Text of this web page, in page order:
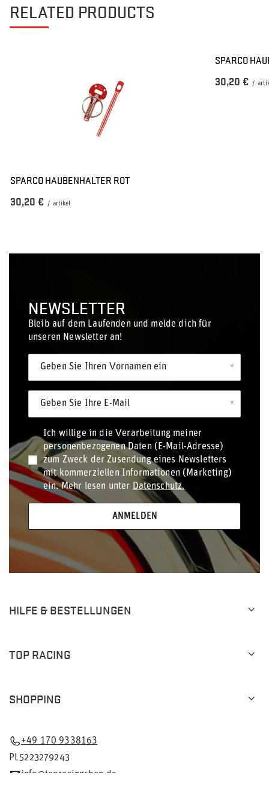
RELATED PRODUCTS
SPARCO HAUBENHALTER ROT
30,20 € / artikel
SPARCO
30,20 € /
NEWSLETTER
Bleib auf dem Laufenden und melde dich für
unseren Newsletter an!
Geben Sie Ihren Vornamen ein
Geben Sie Ihre E-Mail
Ich willige in die Verarbeitung meiner
personenbezogenen Daten (E-Mail-Adresse)
zum Zweck der Zusendung eines Newsletters
mit kommerziellen Informationen (Marketing)
ein. Mehr lesen unter Datenschutz.
ANMELDEN
HILFE & BESTELLUNGEN
TOP RACING
SHOPPING
+49 170 9338163
PL5223279243
info@topracingshop.de